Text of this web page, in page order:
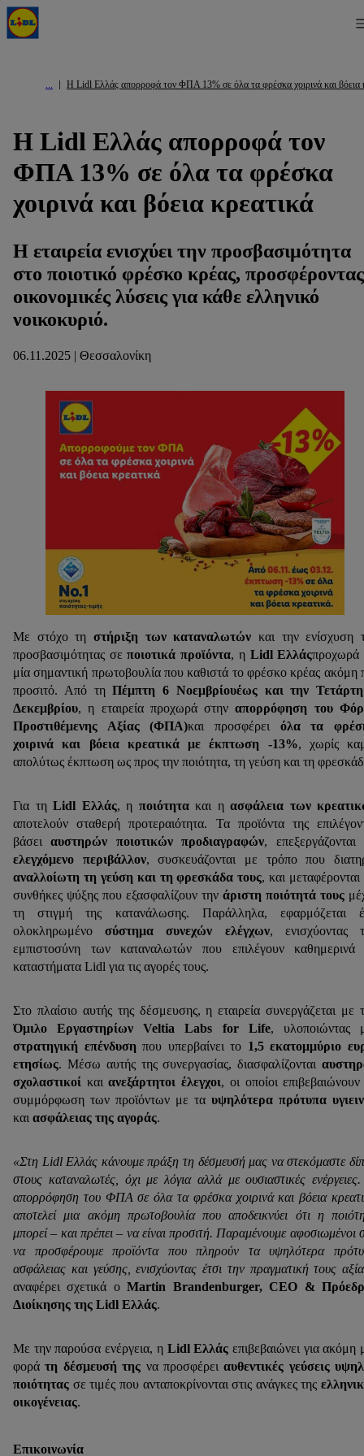
Η Lidl Ελλάς απορροφά τον ΦΠΑ 13% σε όλα τα φρέσκα χοιρινά και βόεια
Η Lidl Ελλάς απορροφά τον
ΦΠΑ 13% σε όλα τα φρέσκα
χοιρινά και βόεια κρεατικά
Η εταιρεία ενισχύει την προσβασιμότητα
στο ποιοτικό φρέσκο κρέας, προσφέροντας
οικονομικές λύσεις για κάθε ελληνικό
νοικοκυριό.
06.11.2025 | Θεσσαλονίκη
Με στόχο τη στήριξη των καταναλωτών και την ενίσχυση
προσβασιμότητας σεποιοτικά προϊόντα, η Lidl Ελλάςπροχωρά
μία σημαντική πρωτοβουλία που καθιστά το φρέσκο κρέας ακόμη
προσιτό. Από τηΠέμπτη 6 Νοεμβρίουέως και την
Δεκεμβρίου, η εταιρεία προχωρά στηναπορρόφηση του
Προστιθέμενης Αξίας (ΦΠΑ)και προσφέρει όλα τα
χοιρινά και βόεια κρεατικά με έκπτωση -13%, χωρίς
απολύτως έκπτωση ως προς την ποιότητα, τη γεύση και τη
Για τη Lidl Ελλάς, η ποιότητακαι η ασφάλεια των
αποτελούν σταθερή προτεραιότητα. Τα προϊόντα της
βάσειαυστηρών ποιοτικών προδιαγραφών, επεξεργάζονται
ελεγχόμενο περιβάλλον, συσκευάζονται με τρόπο που
αναλλοίωτη τη γεύση και τη φρεσκάδα τους, και
συνθήκες ψύξης που εξασφαλίζουν την άριστη ποιότητά τους
τη στιγμή της κατανάλωσης. Παράλληλα, εφαρμόζεται
ολοκληρωμένοσύστημα συνεχών ελέγχων, ενισχύοντας
εμπιστοσύνη των καταναλωτών που επιλέγουν καθημερινά
καταστήματα Lidl για τις αγορές τους.
Στο πλαίσιο αυτής της δέσμευσης, η εταιρεία συνεργάζεται με
Όμιλο Εργαστηρίων Veltia Labs for Life, υλοποιώντας
στρατηγική επένδυση που υπερβαίνει τo 1,5 εκατομμύριο
ετησίως. Μέσω αυτής της συνεργασίας, διασφαλίζονται
σχολαστικοί καιανεξάρτητοι έλεγχοι, οι οποίοι
συμμόρφωση των προϊόντων με τα υψηλότερα πρότυπα
και ασφάλειας της αγοράς.
«Στη Lidl Ελλάς κάνουμε πράξη τη δέσμευσή μας να στεκόμαστε
στους καταναλωτές, όχι με λόγια αλλά με ουσιαστικές
απορρόφηση του ΦΠΑ σε όλα τα φρέσκα χοιρινά και βόεια
αποτελεί μια ακόμη πρωτοβουλία που αποδεικνύει ότι η
μπορεί – και πρέπει – να είναι προσιτή. Παραμένουμε αφοσιωμένοι
να προσφέρουμε προϊόντα που πληρούν τα υψηλότερα
ασφάλειας και γεύσης, ενισχύοντας έτσι την πραγματική τους
αναφέρει σχετικά οMartin Brandenburger, CEO &
Διοίκησης της Lidl Ελλάς.
Με την παρούσα ενέργεια, η Lidl Ελλάς επιβεβαιώνει για ακόμη
φοράτη δέσμευσή της να προσφέρειαυθεντικές γεύσεις
ποιότητας σε τιμές που ανταποκρίνονται στις ανάγκες της
οικογένειας.
Επικοινωνία